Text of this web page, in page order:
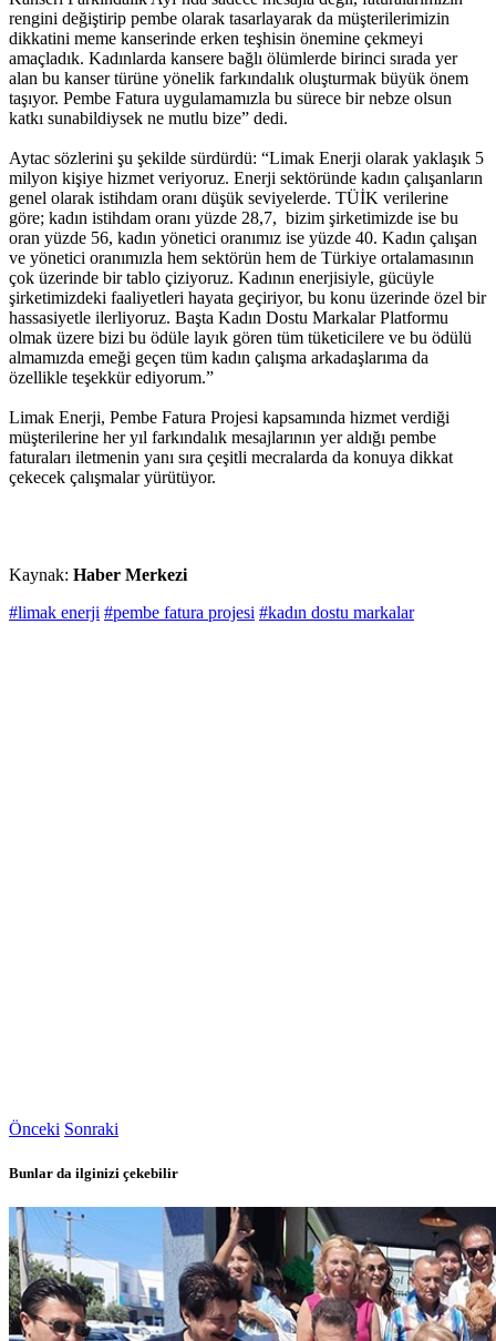
rengini değiştirip pembe olarak tasarlayarak da müşterilerimizin
dikkatini meme kanserinde erken teşhisin önemine çekmeyi
amaçladık. Kadınlarda kansere bağlı ölümlerde birinci sırada yer
alan bu kanser türüne yönelik farkındalık oluşturmak büyük önem
taşıyor. Pembe Fatura uygulamamızla bu sürece bir nebze olsun
katkı sunabildiysek ne mutlu bize” dedi.
Aytac sözlerini şu şekilde sürdürdü: “Limak Enerji olarak yaklaşık 5
milyon kişiye hizmet veriyoruz. Enerji sektöründe kadın çalışanların
genel olarak istihdam oranı düşük seviyelerde. TÜİK verilerine
göre; kadın istihdam oranı yüzde 28,7, bizim şirketimizde ise bu
oran yüzde 56, kadın yönetici oranımız ise yüzde 40. Kadın çalışan
ve yönetici oranımızla hem sektörün hem de Türkiye ortalamasının
çok üzerinde bir tablo çiziyoruz. Kadının enerjisiyle, gücüyle
şirketimizdeki faaliyetleri hayata geçiriyor, bu konu üzerinde özel bir
hassasiyetle ilerliyoruz. Başta Kadın Dostu Markalar Platformu
olmak üzere bizi bu ödüle layık gören tüm tüketicilere ve bu ödülü
almamızda emeği geçen tüm kadın çalışma arkadaşlarıma da
özellikle teşekkür ediyorum.”
Limak Enerji, Pembe Fatura Projesi kapsamında hizmet verdiği
müşterilerine her yıl farkındalık mesajlarının yer aldığı pembe
faturaları iletmenin yanı sıra çeşitli mecralarda da konuya dikkat
çekecek çalışmalar yürütüyor.
Kaynak: Haber Merkezi
#limak enerji #pembe fatura projesi #kadın dostu markalar
Önceki Sonraki
Bunlar da ilginizi çekebilir